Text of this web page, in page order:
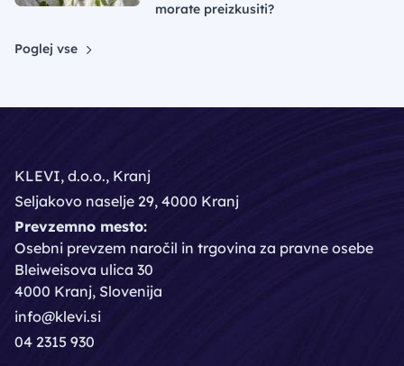
morate preizkusiti?
Poglej vse
KLEVI, d.o.o., Kranj
Seljakovo naselje 29, 4000 Kranj
Prevzemno mesto:
Osebni prevzem naročil in trgovina za pravne osebe
Bleiweisova ulica 30
4000 Kranj, Slovenija
info@klevi.si
04 2315 930